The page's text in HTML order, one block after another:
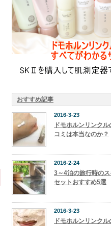
おすすめ記事
2016-3-23
ドモホルンリンク
コミは本当なのか？
2016-2-24
3～4泊の旅行時の
セットおすすめ5選
2016-3-23
ドモホルンリンク